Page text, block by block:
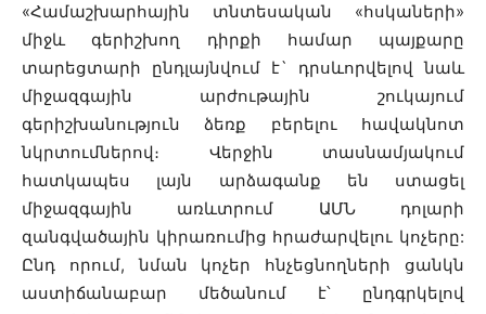
«Համաշխարհային տնտեսական «հսկաների»
միջև գերիշխող դիրքի համար պայքարը
տարեցտարի ընդլայնվում է` դրսևորվելով նաև
միջազգային արժութային շուկայում
գերիշխանություն ձեռք բերելու հավակնոտ
նկրտումներով։ Վերջին տասնամյակում
հատկապես լայն արձագանք են ստացել
միջազգային առևտրում ԱՄՆ դոլարի
զանգվածային կիրառումից հրաժարվելու կոչերը:
Ընդ որում, նման կոչեր հնչեցնողների ցանկն
աստիճանաբար մեծանում է՝ ընդգրկելով